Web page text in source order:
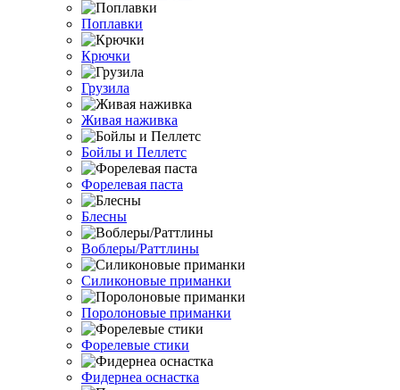
Поплавки
Крючки
Грузила
Живая наживка
Бойлы и Пеллетс
Форелевая паста
Блесны
Воблеры/Раттлины
Силиконовые приманки
Поролоновые приманки
Форелевые стики
Фидернеа оснастка